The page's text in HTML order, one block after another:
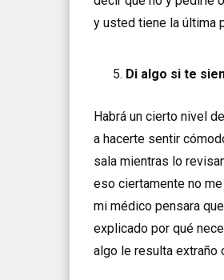
y usted tiene la última
Di algo si te
Habrá un cierto nivel
a hacerte sentir
sala mientras lo
eso ciertamente no
mi médico pensara
explicado por qué
algo le resulta extraño